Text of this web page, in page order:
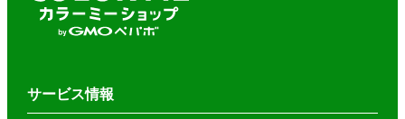
サービス情報